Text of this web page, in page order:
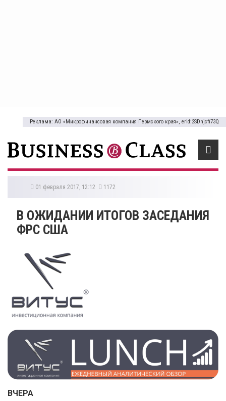
Реклама: АО «Микрофинансовая компания Пермского края», erid:2SDnjcfi73Q
01 февраля 2017, 12:12 1172
В ОЖИДАНИИ ИТОГОВ ЗАСЕДАНИЯ
ФРС США
ВЧЕРА